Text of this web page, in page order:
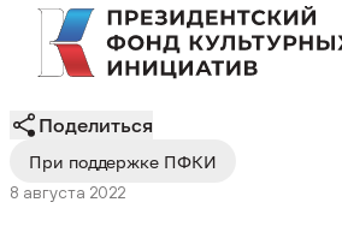
При поддержке ПФКИ
8 августа 2022
Поделиться